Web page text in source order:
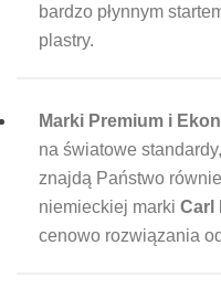
bardzo płynnym
plastry.
Marki Premium i
na światowe
znajdą Państwo
niemieckiej marki Carl
cenowo rozwiązania od